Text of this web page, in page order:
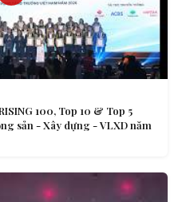
100, Top 10 & Top 5
sản - Xây dựng - VLXD năm